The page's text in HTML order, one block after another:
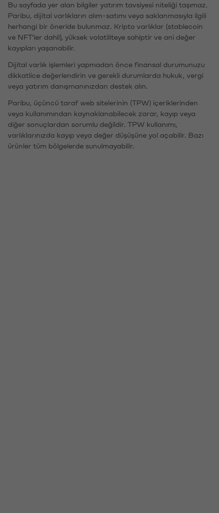
Bu sayfada yer alan bilgiler yatırım tavsiyesi niteliği taşımaz.
Paribu, dijital varlıkların alım-satımı veya saklanmasıyla ilgili
herhangi bir öneride bulunmaz. Kripto varlıklar (stablecoin
ve NFT'ler dahil), yüksek volatiliteye sahiptir ve ani değer
kayıpları yaşanabilir.
Dijital varlık işlemleri yapmadan önce finansal durumunuzu
dikkatlice değerlendirin ve gerekli durumlarda hukuk, vergi
veya yatırım danışmanınızdan destek alın.
Paribu, üçüncü taraf web sitelerinin (TPW) içeriklerinden
veya kullanımından kaynaklanabilecek zarar, kayıp veya
diğer sonuçlardan sorumlu değildir. TPW kullanımı,
varlıklarınızda kayıp veya değer düşüşüne yol açabilir. Bazı
ürünler tüm bölgelerde sunulmayabilir.